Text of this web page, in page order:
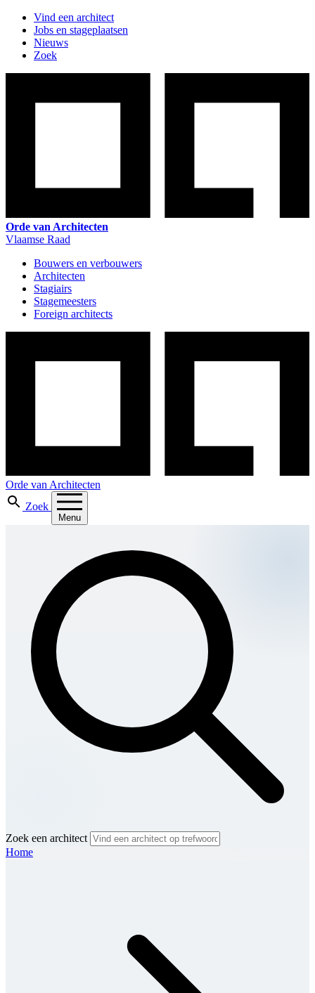
Vind een architect
Jobs en stageplaatsen
Nieuws
Zoek
Orde van Architecten
Vlaamse Raad
Bouwers en verbouwers
Architecten
Stagiairs
Stagemeesters
Foreign architects
Orde van Architecten
Zoek
Menu
Zoek een architect
Home